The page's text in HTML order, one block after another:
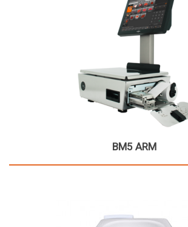
BM5 ARM